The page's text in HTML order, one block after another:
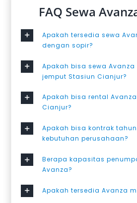
FAQ Sewa
Apakah tersedia sewa
dengan sopir?
Apakah bisa sewa
jemput Stasiun Cianjur?
Apakah bisa rental
Cianjur?
Apakah bisa kontrak
kebutuhan perusahaan?
Berapa kapasitas
Avanza?
Apakah tersedia Avanza